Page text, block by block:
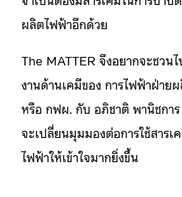
ผลิตไฟฟ้าอีกด้วย
The MATTER จึงอยากจะชวน
งานด้านเคมีของ การไฟฟ้าฝ่าย
หรือ กฟผ. กับ อภิชาติ พานิชกา
จะเปลี่ยนมุมมองต่อการใช้สารเ
ไฟฟ้าให้เข้าใจมากยิ่งขึ้น